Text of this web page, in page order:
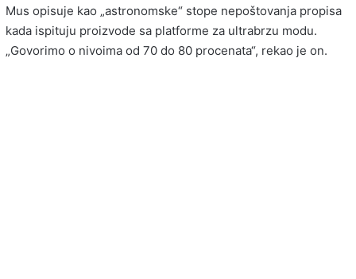
Mus opisuje kao „astronomske“ stope nepoštovanja propisa
kada ispituju proizvode sa platforme za ultrabrzu modu.
„Govorimo o nivoima od 70 do 80 procenata“, rekao je on.